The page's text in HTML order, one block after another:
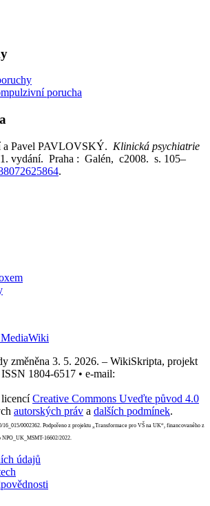
porucha
Pavel PAVLOVSKÝ. Klinická psychiatrie
1. vydání. Praha : Galén, c2008. s. 105–
.
změněna 3. 5. 2026. – WikiSkripta, projekt
1804-6517 • e-mail:
licencíCreative Commons Uveďte původ 4.0
autorských práv a dalších podmínek.
0002362. Podpořeno z projektu „Transformace pro VŠ na UK“, financovaného z
16602/2022.
údajů